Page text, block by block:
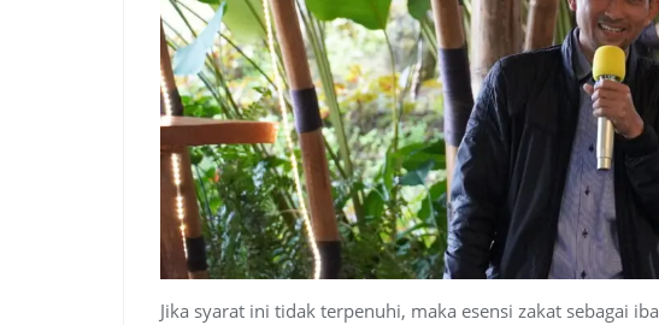
Jika syarat ini tidak terpenuhi, maka esensi zakat sebagai